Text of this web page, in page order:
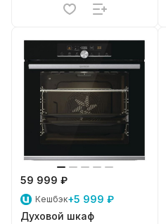
59 999 ₽
Кешбэк+5 999 ₽
Духовой шкаф